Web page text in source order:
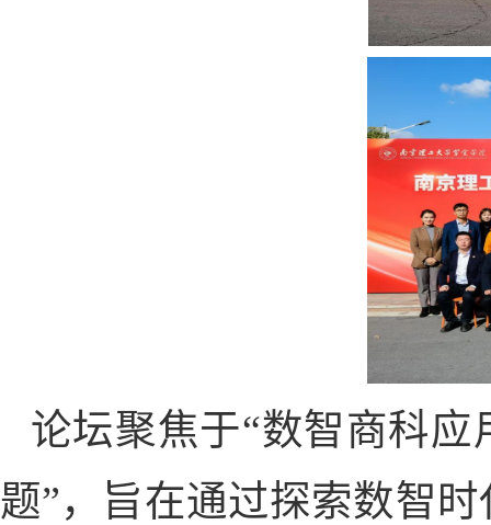
论坛聚焦于“数智商科
题”，旨在通过探索数智